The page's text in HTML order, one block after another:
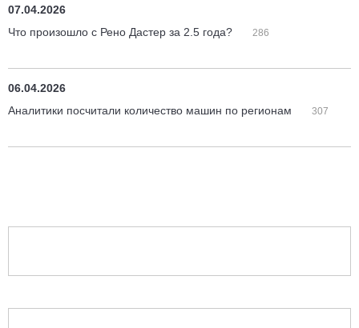
07.04.2026
Что произошло с Рено Дастер за 2.5 года?
286
06.04.2026
Аналитики посчитали количество машин по регионам
307